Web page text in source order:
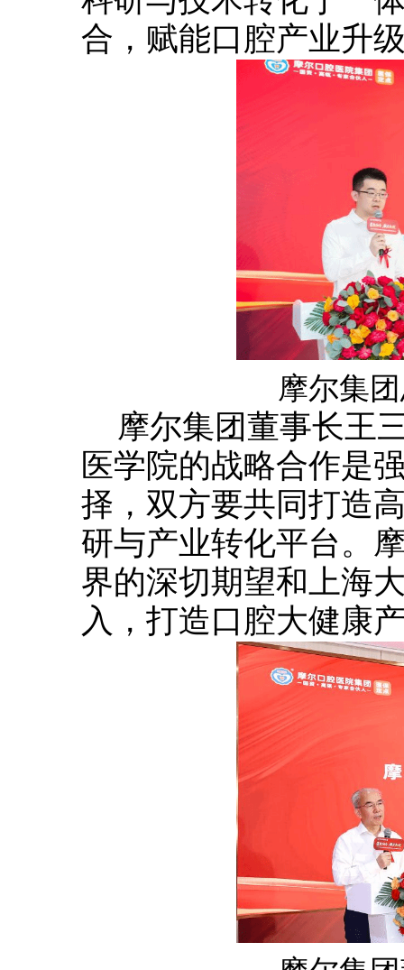
合，赋能口腔产业升
摩尔集
摩尔集团董事长王
医学院的战略合作是
择，双方要共同打造
研与产业转化平台。
界的深切期望和上海
入，打造口腔大健康